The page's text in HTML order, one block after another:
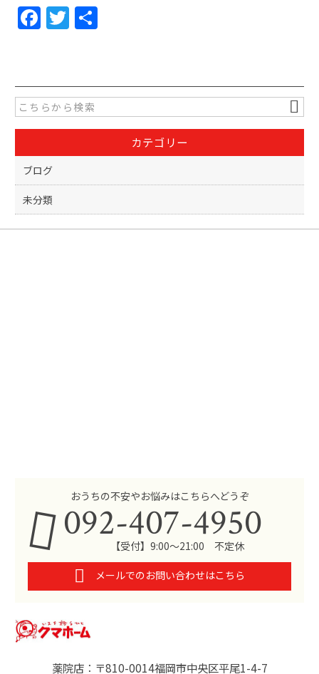
F
a
e
b
o
o
k
T
w
er
カテゴリー
ブログ
未分類
薬院店：〒810-0014福岡市中央区平尾1-4-7
おうちの不安やお悩みはこちらへどうぞ
092-407-4950
【受付】9:00～21:00 不定休
メールでのお問い合わせはこちら